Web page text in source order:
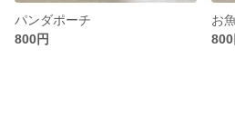
パンダポーチ
800円
800